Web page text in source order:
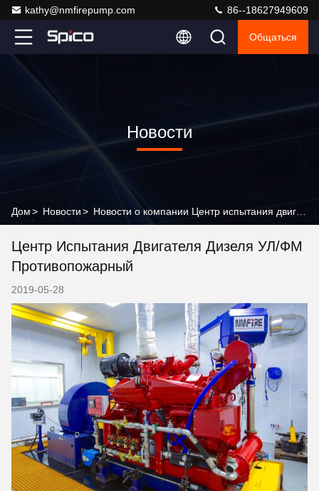
kathy@nmfirepump.com 86--18627949609
Общаться
Новости
Дом> Новости>
Центр Испытания Двигателя Дизеля УЛ/ФМ
Противопожарный
2019-05-28